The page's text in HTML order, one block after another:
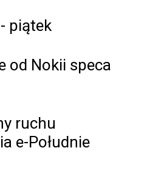
piątek
od Nokii speca
ruchu
e-Południe